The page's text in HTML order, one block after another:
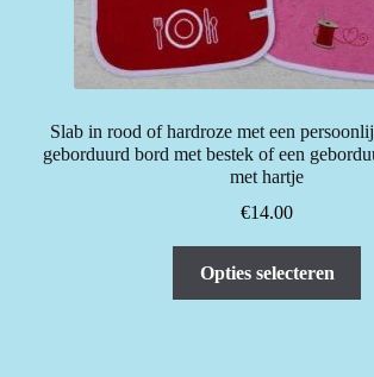
Slab in rood of hardroze met een
geborduurd bord met bestek of een
met hartje
€14.00
Opties selecteren